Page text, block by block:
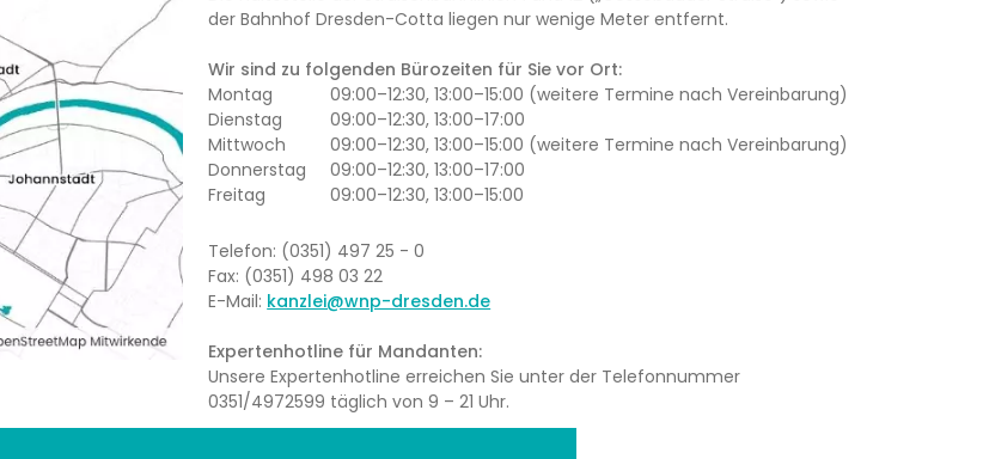
der Bahnhof Dresden-Cotta liegen nur wenige Meter entfernt.
Wir sind zu folgenden Bürozeiten für Sie vor Ort:
Montag
09:00–12:30, 13:00–15:00 (weitere Termine nach Vereinbarung)
Dienstag
09:00–12:30, 13:00–17:00
Mittwoch
09:00–12:30, 13:00–15:00 (weitere Termine nach Vereinbarung)
Donnerstag
09:00–12:30, 13:00–17:00
Freitag
09:00–12:30, 13:00–15:00
Telefon: (0351) 497 25 - 0
Fax: (0351) 498 03 22
E-Mail: kanzlei@wnp-dresden.de
Expertenhotline für Mandanten:
Unsere Expertenhotline erreichen Sie unter der Telefonnummer
0351/4972599 täglich von 9 – 21 Uhr.